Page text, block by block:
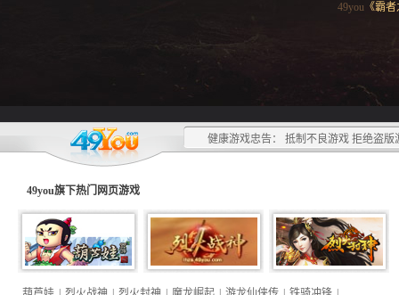
49you《霸者
健康游戏忠告： 抵制不良游戏 拒绝盗
49you旗下热门 网页游戏